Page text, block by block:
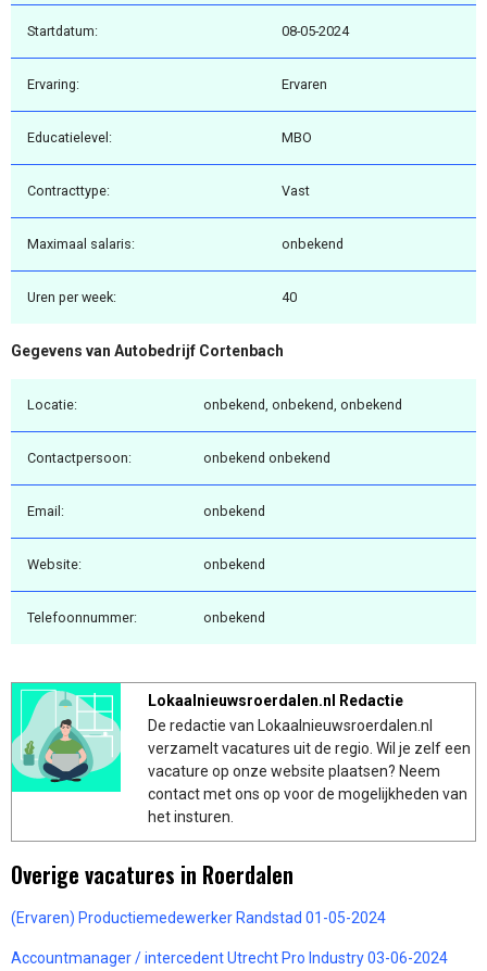
Startdatum: 08-05-2024
Ervaring: Ervaren
Educatielevel: MBO
Contracttype: Vast
Maximaal salaris: onbekend
Uren per week: 40
Gegevens van Autobedrijf Cortenbach
Locatie: onbekend, onbekend, onbekend
Contactpersoon: onbekend onbekend
Email: onbekend
Website: onbekend
Telefoonnummer: onbekend
Lokaalnieuwsroerdalen.nl Redactie
De redactie van Lokaalnieuwsroerdalen.nl
verzamelt vacatures uit de regio. Wil je zelf een
vacature op onze website plaatsen? Neem
contact met ons op voor de mogelijkheden van
het insturen.
Overige vacatures in Roerdalen
(Ervaren) Productiemedewerker Randstad 01-05-2024
Accountmanager / intercedent Utrecht Pro Industry 03-06-2024